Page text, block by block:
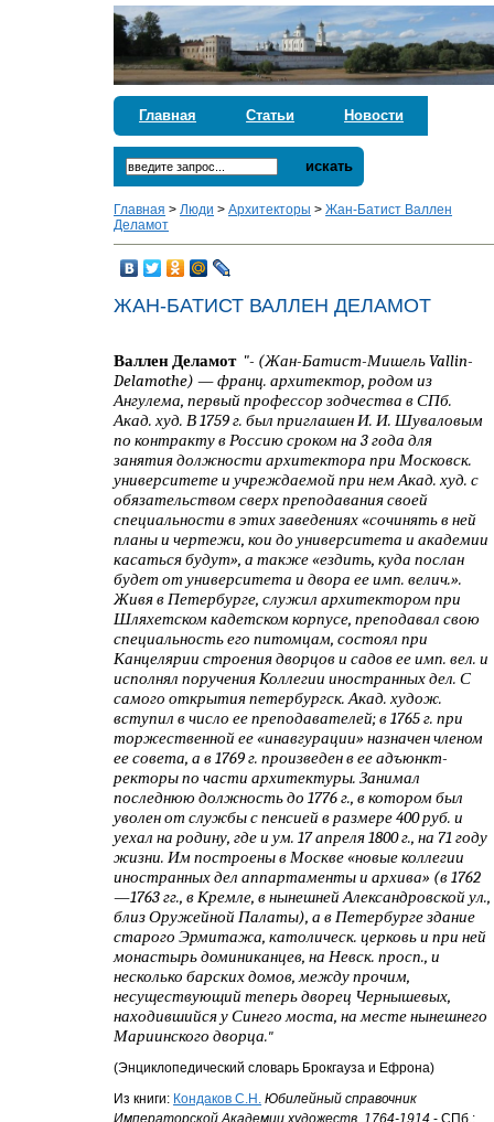
Главная Статьи Новости
искать
Главная >Люди >Архитекторы >Жан-Батист Валлен
Деламот
ЖАН-БАТИСТ ВАЛЛЕН ДЕЛАМОТ
ВалленДеламот "- (Жан-Батист-Мишель Vallin-
Delamothe) — франц. архитектор, родом из
Ангулема, первый профессор зодчества в СПб.
Акад. худ. В 1759 г. был приглашен И. И. Шуваловым
по контракту в Россию сроком на 3 года для
занятия должности архитектора при Московск.
университете и учреждаемой при нем Акад. худ. с
обязательством сверх преподавания своей
специальности в этих заведениях «сочинять в ней
планы и чертежи, кои до университета и академии
касаться будут», а также «ездить, куда послан
будет от университета и двора ее имп. велич.».
Живя в Петербурге, служил архитектором при
Шляхетском кадетском корпусе, преподавал свою
специальность его питомцам, состоял при
Канцелярии строения дворцов и садов ее имп. вел. и
исполнял поручения Коллегии иностранных дел. С
самого открытия петербургск. Акад. худож.
вступил в число ее преподавателей; в 1765 г. при
торжественной ее «инавгурации» назначен членом
ее совета, а в 1769 г. произведен в ее адъюнкт-
ректоры по части архитектуры. Занимал
последнюю должность до 1776 г., в котором был
уволен от службы с пенсией в размере 400 руб. и
уехал на родину, где и ум. 17 апреля 1800 г., на 71 году
жизни. Им построены в Москве «новые коллегии
иностранных дел аппартаменты и архива» (в 1762
—1763 гг., в Кремле, в нынешней Александровской ул.,
близ Оружейной Палаты), а в Петербурге здание
старого Эрмитажа, католическ. церковь и при ней
монастырь доминиканцев, на Невск. просп., и
несколько барских домов, между прочим,
несуществующий теперь дворец Чернышевых,
находившийся у Синего моста, на месте нынешнего
Мариинского дворца."
(Энциклопедический словарь Брокгауза и Ефрона)
Из книги: Кондаков С.Н. Юбилейный справочник
Императорской Академии художеств. 1764-1914- СПб.: